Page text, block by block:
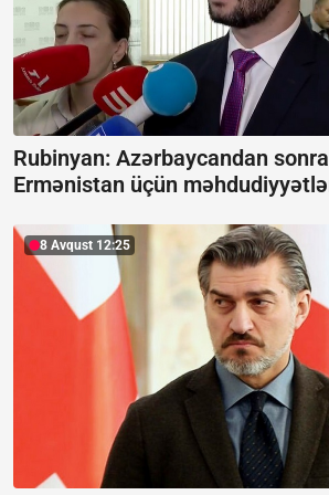
Rubinyan: Azərbaycandan
Ermənistan üçün
8 Avqust 12:25